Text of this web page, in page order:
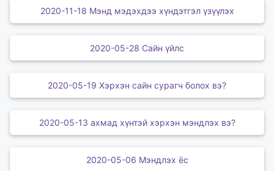
2020-11-18 Мэнд мэдэхдээ хүндэтгэл үзүүлэх
2020-05-28 Сайн үйлс
2020-05-19 Хэрхэн сайн сурагч болох вэ?
2020-05-13 ахмад хүнтэй хэрхэн мэндлэх вэ?
2020-05-06 Мэндлэх ёс